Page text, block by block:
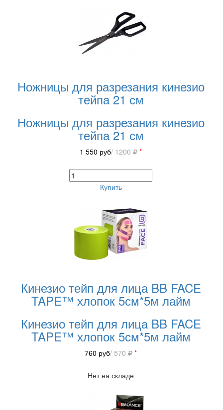
Ножницы для разрезания кинезио
тейпа 21 см
Ножницы для разрезания кинезио
тейпа 21 см
1 550 руб/ 1200 *
Купить
Кинезио тейп для лица BB FACE
TAPE™ хлопок 5см*5м лайм
Кинезио тейп для лица BB FACE
TAPE™ хлопок 5см*5м лайм
760 руб/ 570 *
Нет на складе